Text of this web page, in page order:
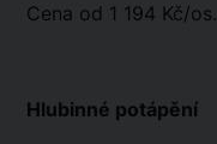
Cena od 1 194 Kč/os.
Hlubinné potápění